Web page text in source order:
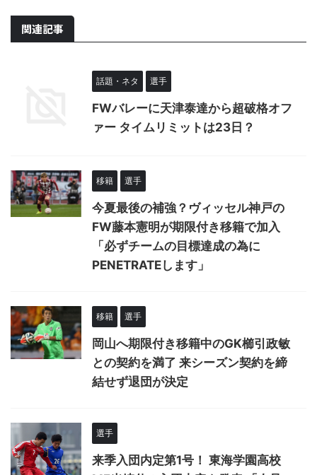
関連記事
話題・ネタ 選手
FWバレーに天津泰達から超破格オフ
ァー タイムリミットは23日？
移籍 選手
今夏最後の補強？ヴィッセル神戸の
FW藤本憲明が期限付き移籍で加入
「必ずチームの目標達成の為に
PENETRATEします」
移籍 選手
岡山へ期限付き移籍中のGK櫛引政敏
との契約を満了 来シーズン契約を締
結せず退団が決定
選手
来季入団内定第1号！ 東海学園高校